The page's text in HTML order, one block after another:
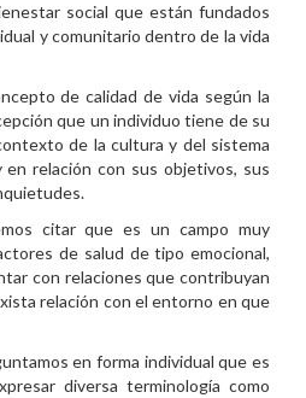
social que están fundados
y comunitario dentro de la vida
de calidad de vida según la
que un individuo tiene de su
de la cultura y del sistema
relación con sus objetivos, sus
citar que es un campo muy
de salud de tipo emocional,
con relaciones que contribuyan
relación con el entorno en que
en forma individual que es
diversa terminología como